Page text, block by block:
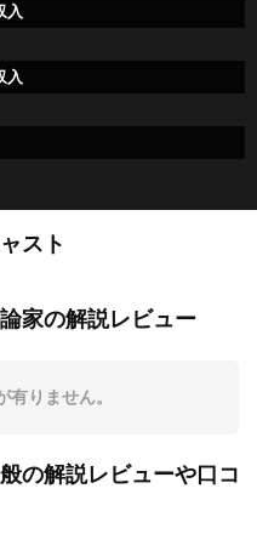
入
入
スト
家の解説レビュー
りません。
の解説レビューや口コ